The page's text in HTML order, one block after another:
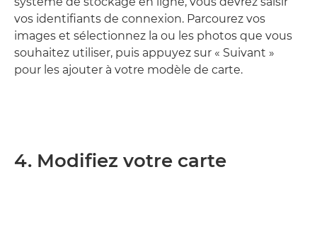
vos identifiants de connexion. Parcourez vos
images et sélectionnez la ou les photos que vous
souhaitez utiliser, puis appuyez sur « Suivant »
pour les ajouter à votre modèle de carte.
4. Modifiez votre carte